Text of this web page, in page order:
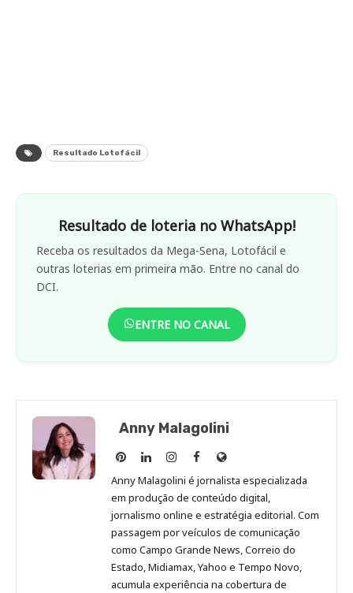
Resultado Lotofácil
Resultado de loteria no WhatsApp!
Receba os resultados da Mega-Sena, Lotofácil e
outras loterias em primeira mão. Entre no canal do
DCI.
ENTRE NO CANAL
Anny Malagolini
Anny
Malagolini
no
Pinterest
Anny
Malagolini
no
LinkedIn
Anny
Malagolini
no
Instagram
Anny
Malagolini
no
Facebook
Site
de
Anny
Malagolini
Anny Malagolini é jornalista especializada
em produção de conteúdo digital,
jornalismo online e estratégia editorial. Com
passagem por veículos de comunicação
como Campo Grande News, Correio do
Estado, Midiamax, Yahoo e Tempo Novo,
acumula experiência na cobertura de